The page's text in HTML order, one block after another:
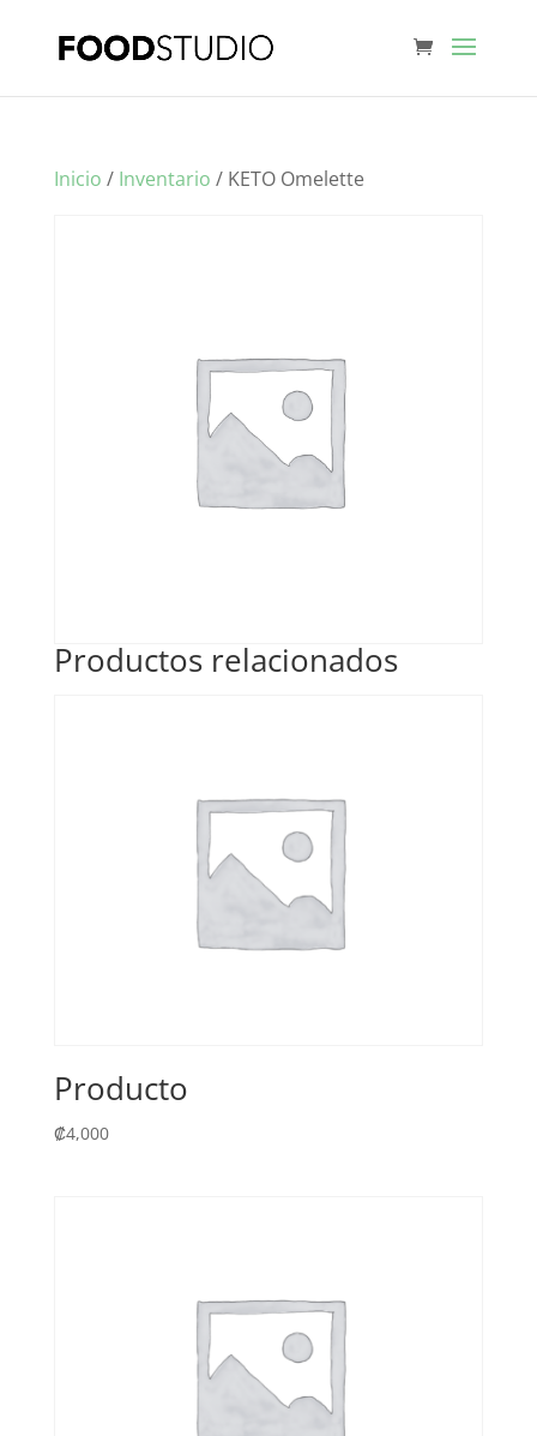
Inicio / Inventario / KETO Omelette
Productos relacionados
Producto
₡4,000